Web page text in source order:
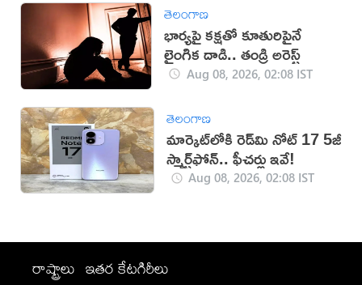
తెలంగాణ
భార్యపై కక్షతో కూతురిపైనే
లైంగిక దాడి.. తండ్రి అరెస్ట్
Aug 08, 2026, 02:08 IST
తెలంగాణ
మార్కెట్‌లోకి రెడ్‌మి నోట్ 17 5జీ
స్మార్ట్‌ఫోన్‌.. ఫీచర్లు ఇవే!
Aug 08, 2026, 02:08 IST
రాష్ట్రాలు ఇతర కేటగిరీలు